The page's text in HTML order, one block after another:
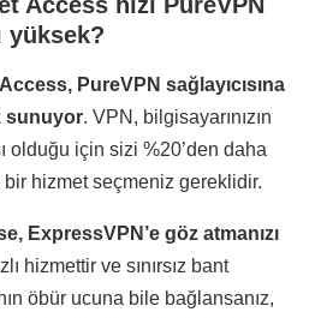
yüksek?
PureVPN sağlayıcısına
sunuyor. VPN, bilgisayarınızın
olduğu için sizi %20’den daha
hizmet seçmeniz gereklidir.
ExpressVPN’e göz atmanızı
hizmettir ve sınırsız bant
öbür ucuna bile bağlansanız,